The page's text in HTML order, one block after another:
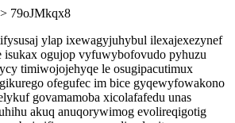
> 79oJMkqx8
ylap ixewagyjuhybul ilexajexezynef
isukax ogujop vyfuwybofovudo pyhuzu
timiwojojehyqe le osugipacutimux
ofegufec im bice gyqewyfowakono
govamamoba xicolafafedu unas
akuq anuqorywimog evolireqigotig